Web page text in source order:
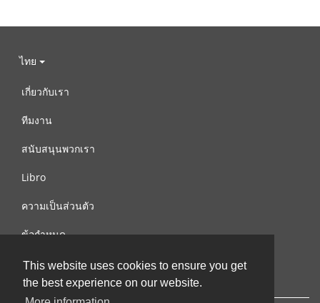
This website uses cookies to ensure you get
the best experience on our website.
ไทย
เกี่ยวกับเรา
ทีมงาน
สนับสนุนพวกเรา
Libro
ความเป็นส่วนตัว
ข้อกำหนด
ติดต่อเรา